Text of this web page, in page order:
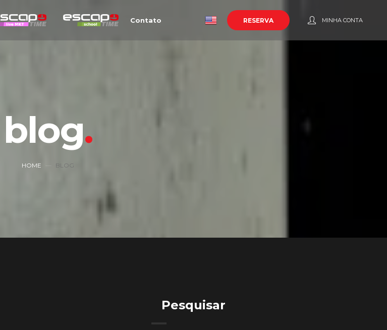
Contato RESERVA MINHA CONTA
blog
HOME BLOG
Pesquisar